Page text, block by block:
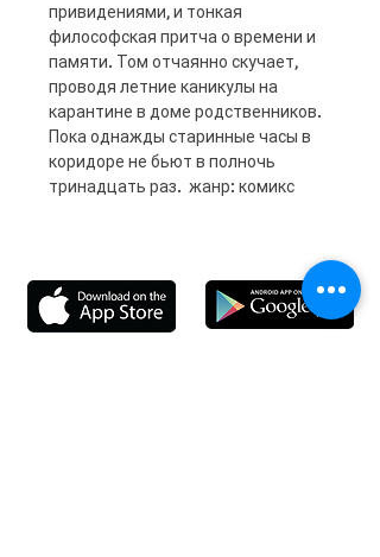
привидениями, и тонкая
философская притча о времени и
памяти. Том отчаянно скучает,
проводя летние каникулы на
карантине в доме родственников.
Пока однажды старинные часы в
коридоре не бьют в полночь
тринадцать раз. жанр: комикс